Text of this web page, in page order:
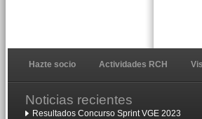
Hazte socio Actividades RCH
Noticias recientes
Resultados Concurso Sprint VGE 2023